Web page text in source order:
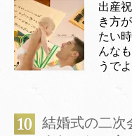
出産
き方
たい
んな
うで
結婚式の二次